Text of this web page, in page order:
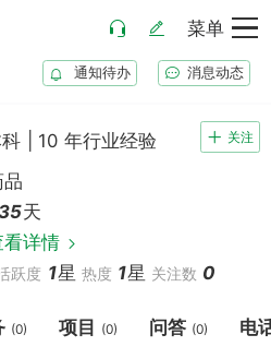
菜单
通知待办 消息动态
| 10 年行业经验
品
天
看详情
跃度 1星 热度 1星 关注数 0
关注
(0) 项目 (0) 问答 (0) 电